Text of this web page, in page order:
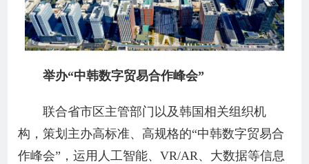
举办“中韩数字贸易合作峰会”
联合省市区主管部门以及韩国相关组织机
构，策划主办高标准、高规格的“中韩数字贸易合
作峰会”，运用人工智能、VR/AR、大数据等信息